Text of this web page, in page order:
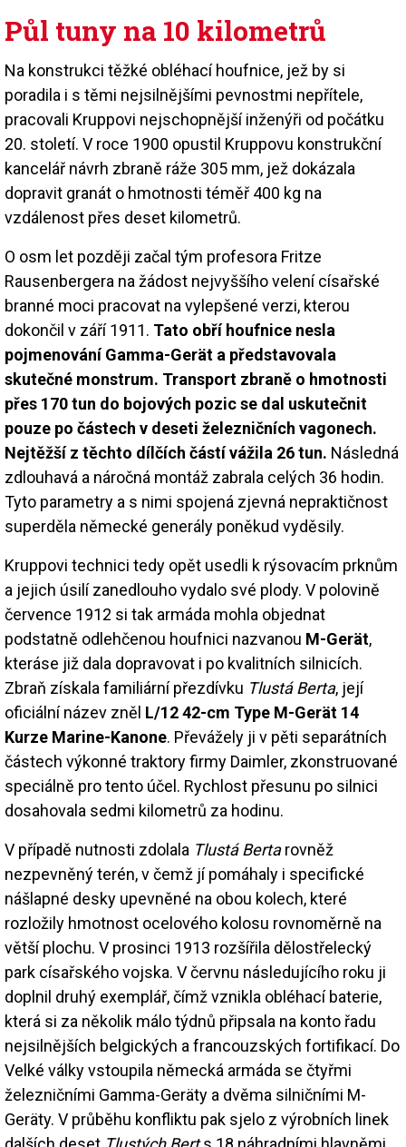
Půl tuny na 10 kilometrů
Na konstrukci těžké obléhací houfnice, jež by si
poradila i s těmi nejsilnějšími pevnostmi nepřítele,
pracovali Kruppovi nejschopnější inženýři od počátku
20. století. V roce 1900 opustil Kruppovu konstrukční
kancelář návrh zbraně ráže 305 mm, jež dokázala
dopravit granát o hmotnosti téměř 400 kg na
vzdálenost přes deset kilometrů.
O osm let později začal tým profesora Fritze
Rausenbergera na žádost nejvyššího velení císařské
branné moci pracovat na vylepšené verzi, kterou
dokončil v září 1911. Tato obří houfnice nesla
pojmenování Gamma-Gerät a představovala
skutečné monstrum. Transport zbraně o hmotnosti
přes 170 tun do bojových pozic se dal uskutečnit
pouze po částech v deseti železničních vagonech.
Nejtěžší z těchto dílčích částí vážila 26 tun. Následná
zdlouhavá a náročná montáž zabrala celých 36 hodin.
Tyto parametry a s nimi spojená zjevná nepraktičnost
superděla německé generály poněkud vyděsily.
Kruppovi technici tedy opět usedli k rýsovacím prknům
a jejich úsilí zanedlouho vydalo své plody. V polovině
července 1912 si tak armáda mohla objednat
podstatně odlehčenou houfnici nazvanou M-Gerät,
kteráse již dala dopravovat i po kvalitních silnicích.
Zbraň získala familiární přezdívku Tlustá Berta, její
oficiální název zněl L/12 42-cm Type M-Gerät 14
Kurze Marine-Kanone. Převážely ji v pěti separátních
částech výkonné traktory firmy Daimler, zkonstruované
speciálně pro tento účel. Rychlost přesunu po silnici
dosahovala sedmi kilometrů za hodinu.
V případě nutnosti zdolala Tlustá Bertarovněž
nezpevněný terén, v čemž jí pomáhaly i specifické
nášlapné desky upevněné na obou kolech, které
rozložily hmotnost ocelového kolosu rovnoměrně na
větší plochu. V prosinci 1913 rozšířila dělostřelecký
park císařského vojska. V červnu následujícího roku ji
doplnil druhý exemplář, čímž vznikla obléhací baterie,
která si za několik málo týdnů připsala na konto řadu
nejsilnějších belgických a francouzských fortifikací. Do
Velké války vstoupila německá armáda se čtyřmi
železničními Gamma-Geräty a dvěma silničními M-
Geräty. V průběhu konfliktu pak sjelo z výrobních linek